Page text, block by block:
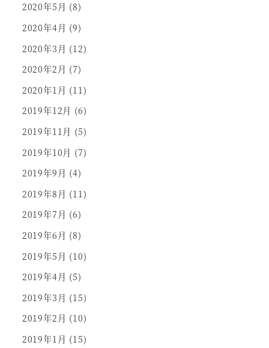
2020年5月 (8)
2020年4月 (9)
2020年3月 (12)
2020年2月 (7)
2020年1月 (11)
2019年12月 (6)
2019年11月 (5)
2019年10月 (7)
2019年9月 (4)
2019年8月 (11)
2019年7月 (6)
2019年6月 (8)
2019年5月 (10)
2019年4月 (5)
2019年3月 (15)
2019年2月 (10)
2019年1月 (15)